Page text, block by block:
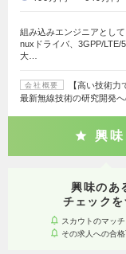
組み込みエンジニアとし
nuxドライバ、3GPP/LTE/
大…
会社概要
【高い技術
最新無線技術の研究開発
興味
興味のあ
チェック
スカウトのマッ
その求人への合